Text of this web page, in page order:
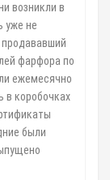
возникли в
уже не
фарфора по
ежемесячно
в коробочках
были